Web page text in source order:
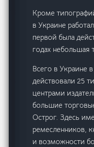
Кроме
в Украине
первой была
годах небольшая
Всего в Украине
действовали 25
центрами
большие
Острог. Здесь
ремесленников,
и возможности